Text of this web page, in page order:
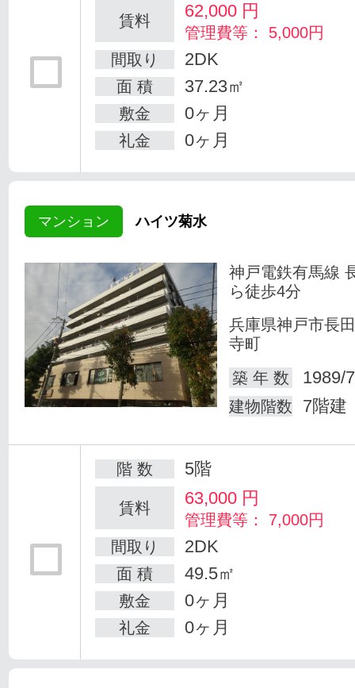
賃料 62,000 円
管理費等： 5,000円
間取り
2DK
面 積 37.23㎡
敷金 0ヶ月
礼金 0ヶ月
マンション ハイツ菊水
神戸電鉄有馬線
ら徒歩4分
兵庫県神戸市長
寺町
築 年 数
1989/
建物階数 7階建
階 数 5階
賃料 63,000 円
管理費等： 7,000円
間取り
2DK
面 積 49.5㎡
敷金 0ヶ月
礼金 0ヶ月